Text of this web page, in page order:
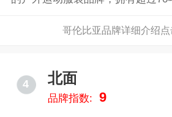
哥伦比亚品牌详细介绍
4 北面
品牌指数: 9